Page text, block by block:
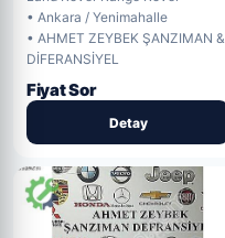
• Ankara / Yenimahalle
• AHMET ZEYBEK ŞANZIMAN &
DİFERANSİYEL
Fiyat Sor
Detay